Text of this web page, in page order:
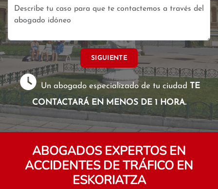
SIGUIENTE
Un abogado especializado de tu ciudad TE
CONTACTARÁ EN MENOS DE 1 HORA.
ABOGADOS EXPERTOS EN
ACCIDENTES DE TRÁFICO EN
ESKORIATZA